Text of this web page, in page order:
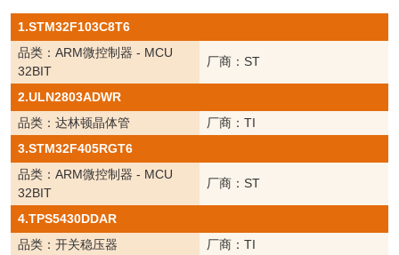
1.STM32F103C8T6
品类：ARM微控制器 - MCU
32BIT
厂商：ST
2.ULN2803ADWR
品类：达林顿晶体管
厂商：TI
3.STM32F405RGT6
品类：ARM微控制器 - MCU
32BIT
厂商：ST
4.TPS5430DDAR
品类：开关稳压器
厂商：TI